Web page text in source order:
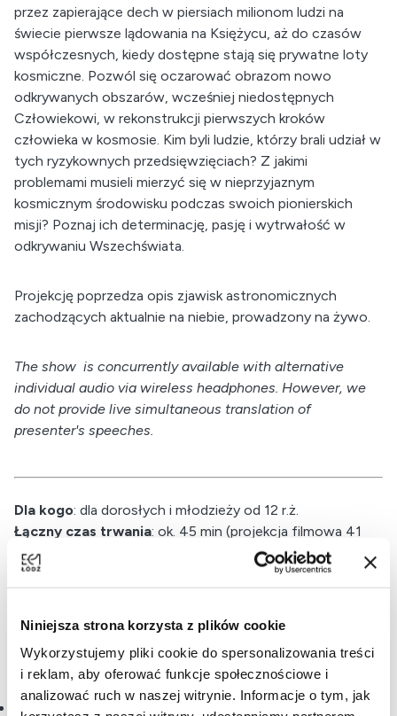
Niniejsza strona korzysta z plików cookie
Wykorzystujemy pliki cookie do spersonalizowania treści
i reklam, aby oferować funkcje społecznościowe i
analizować ruch w naszej witrynie. Informacje o tym, jak
przez zapierające dech w piersiach milionom ludzi na
świecie pierwsze lądowania na Księżycu, aż do czasów
współczesnych, kiedy dostępne stają się prywatne loty
kosmiczne. Pozwól się oczarować obrazom nowo
odkrywanych obszarów, wcześniej niedostępnych
Człowiekowi, w rekonstrukcji pierwszych kroków
człowieka w kosmosie. Kim byli ludzie, którzy brali udział w
tych ryzykownych przedsięwzięciach? Z jakimi
problemami musieli mierzyć się w nieprzyjaznym
kosmicznym środowisku podczas swoich pionierskich
misji? Poznaj ich determinację, pasję i wytrwałość w
odkrywaniu Wszechświata.
Projekcję poprzedza opis zjawisk astronomicznych
zachodzących aktualnie na niebie, prowadzony na żywo.
The show is concurrently available with alternative
individual audio via wireless headphones. However, we
do not provide live simultaneous translation of
presenter's speeches.
Dla kogo: dla dorosłych i młodzieży od 12 r.ż.
Łączny czas trwania: ok. 45 min (projekcja filmowa 41
min)
Dostępne wersje językowe
: polski, angielski
Szkoła podstawowa klasy VII-VIII
ukazywanie wartości wiedzy jako podstawy do rozwoju